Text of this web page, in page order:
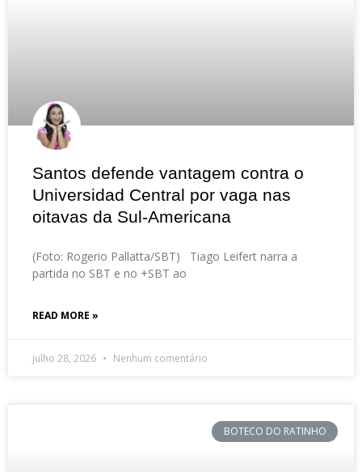
Santos defende vantagem contra o
Universidad Central por vaga nas
oitavas da Sul-Americana
(Foto: Rogerio Pallatta/SBT) Tiago Leifert narra a
partida no SBT e no +SBT ao
READ MORE »
julho 28, 2026 Nenhum comentário
BOTECO DO RATINHO